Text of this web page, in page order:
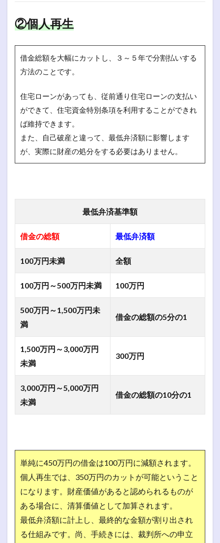
②個人再生
借金総額を大幅にカットし、３～５年で分割払いする
方法のことです。
住宅ローンがあっても、従前通り住宅ローンの支払い
ができて、住宅資金特別条項を利用することができれ
ば維持できます。
また、自己破産と違って、最低弁済額に影響します
が、実際に財産の処分をする必要はありません。
最低弁済基準額
借金の総額 最低弁済額
100万円未満 全額
100万円～500万円未満 100万円
500万円～1,500万円未
満
借金の総額の5分の1
1,500万円～3,000万円
未満
300万円
3,000万円～5,000万円
未満
借金の総額の10分の1
単純に450万円の借金は100万円に減額されます。
個人再生では、350万円のカットが可能ということ
になります。 財産価値があると認められるものが
ある場合に、清算価値として加算されます。
最低弁済額に計上し、最終的な金額が割り出され
る仕組みです。 尚、手続きには、裁判所への申立